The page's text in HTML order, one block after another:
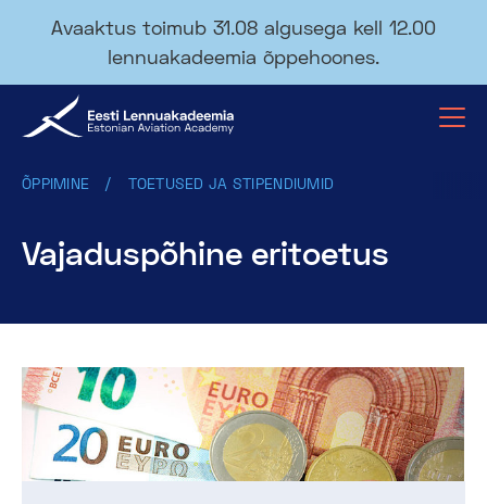
Avaaktus toimub 31.08 algusega kell 12.00
lennuakadeemia õppehoones.
ÕPPIMINE TOETUSED JA STIPENDIUMID
Vajaduspõhine eritoetus